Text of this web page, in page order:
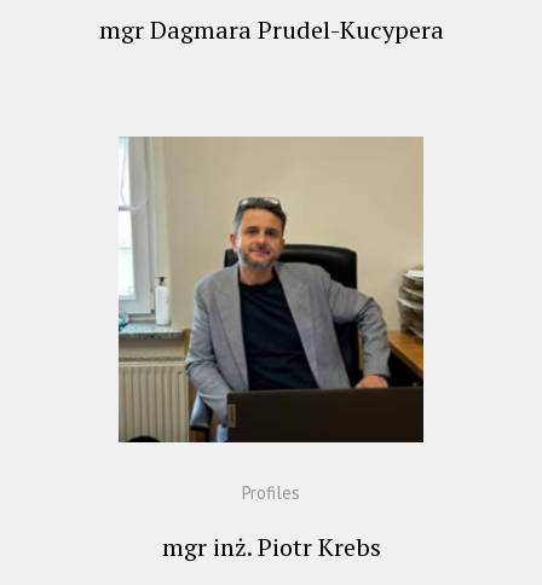
mgr Dagmara Prudel-Kucypera
Profiles
mgr inż. Piotr Krebs